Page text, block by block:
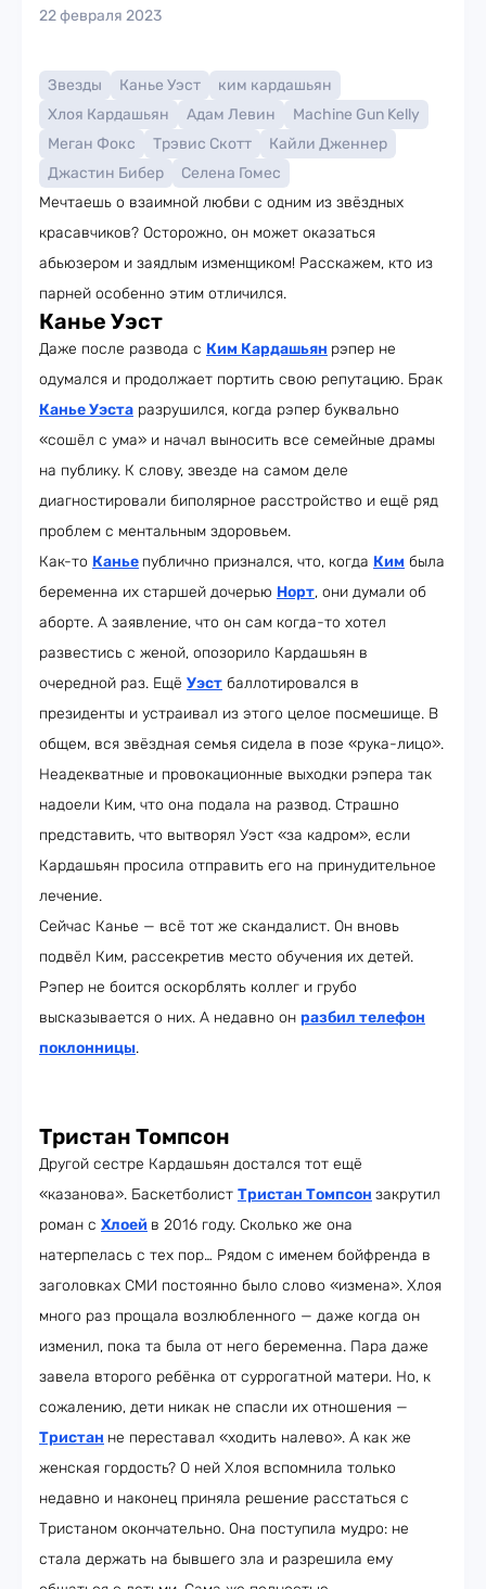
22 февраля 2023
Звезды Канье Уэст
ким кардашьян
Хлоя Кардашьян
Адам Левин
Machine Gun Kelly
Меган Фокс
Трэвис Скотт
Кайли Дженнер
Джастин Бибер
Селена Гомес
Мечтаешь о взаимной любви с одним из звёздных
красавчиков? Осторожно, он может оказаться
абьюзером и заядлым изменщиком! Расскажем, кто из
парней особенно этим отличился.
Канье Уэст
Даже после развода с Ким Кардашьян рэпер не
одумался и продолжает портить свою репутацию. Брак
Канье Уэста разрушился, когда рэпер буквально
«сошёл с ума» и начал выносить все семейные драмы
на публику. К слову, звезде на самом деле
диагностировали биполярное расстройство и ещё ряд
проблем с ментальным здоровьем.
Как-то Канье публично признался, что, когда Ким была
беременна их старшей дочерью Норт, они думали об
аборте. А заявление, что он сам когда-то хотел
развестись с женой, опозорило Кардашьян в
очередной раз. Ещё Уэст баллотировался в
президенты и устраивал из этого целое посмешище. В
общем, вся звёздная семья сидела в позе «рука-лицо».
Неадекватные и провокационные выходки рэпера так
надоели Ким, что она подала на развод. Страшно
представить, что вытворял Уэст «за кадром», если
Кардашьян просила отправить его на принудительное
лечение.
Сейчас Канье — всё тот же скандалист. Он вновь
подвёл Ким, рассекретив место обучения их детей.
Рэпер не боится оскорблять коллег и грубо
высказывается о них. А недавно он разбил телефон
поклонницы.
Тристан Томпсон
Другой сестре Кардашьян достался тот ещё
«казанова». Баскетболист Тристан Томпсон закрутил
роман с Хлоей в 2016 году. Сколько же она
натерпелась с тех пор… Рядом с именем бойфренда в
заголовках СМИ постоянно было слово «измена». Хлоя
много раз прощала возлюбленного — даже когда он
изменил, пока та была от него беременна. Пара даже
завела второго ребёнка от суррогатной матери. Но, к
сожалению, дети никак не спасли их отношения —
Тристан не переставал «ходить налево». А как же
женская гордость? О ней Хлоя вспомнила только
недавно и наконец приняла решение расстаться с
Тристаном окончательно. Она поступила мудро: не
стала держать на бывшего зла и разрешила ему